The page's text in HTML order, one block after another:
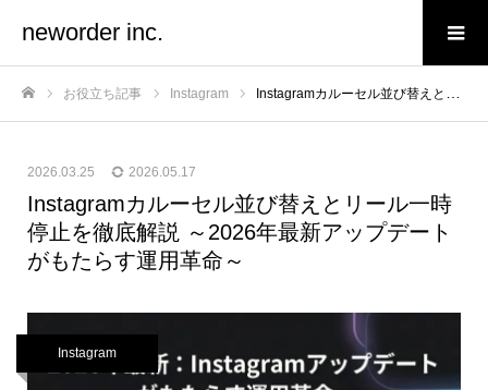
neworder inc.
お役立ち記事 Instagram Instagramカルーセル並び替えとリール一時停止を徹底解説 ～2026年最新アップデートがもたらす運用革命～
2026.03.25 2026.05.17
Instagramカルーセル並び替えとリール一時
停止を徹底解説 ～2026年最新アップデート
がもたらす運用革命～
Instagram